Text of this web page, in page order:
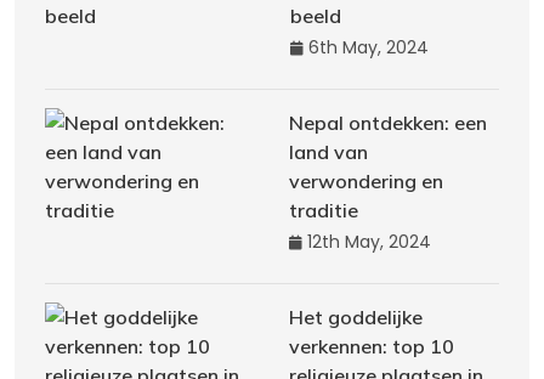
beeld
6th May, 2024
Nepal ontdekken: een
land van
verwondering en
traditie
12th May, 2024
Het goddelijke
verkennen: top 10